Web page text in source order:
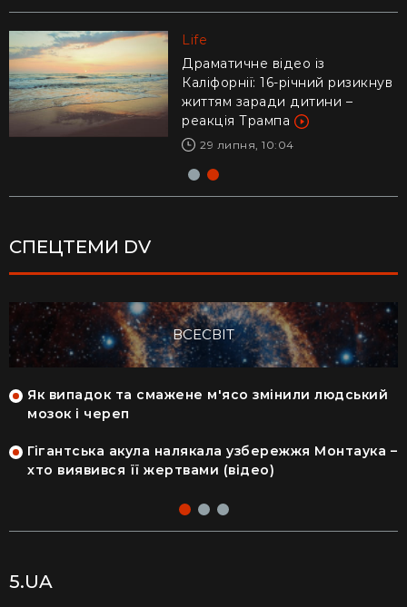
Life
"Це було дуже стрьомно":
українка відверто пояснила,
чому покинула Канаду заради
Азії
28 липня, 17:04
Life
Драматичне відео із
Каліфорнії: 16-річний ризикнув
життям заради дитини –
реакція Трампа
29 липня, 10:04
СПЕЦТЕМИ DV
ВСЕСВІТ
Як випадок та смажене м'ясо змінили людський
мозок і череп
Гігантська акула налякала узбережжя Монтаука –
хто виявився її жертвами (відео)
5.UA